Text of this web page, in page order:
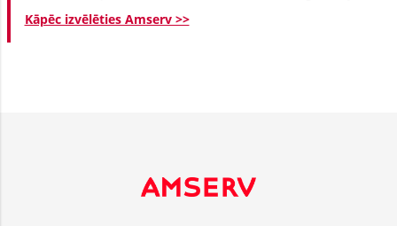
Kāpēc izvēlēties Amserv >>